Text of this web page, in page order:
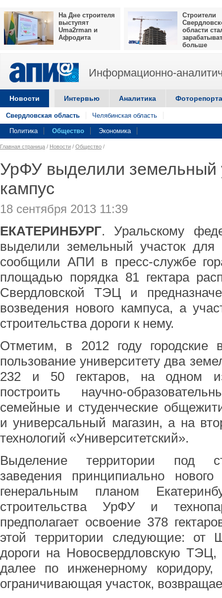
На Дне строителя
выступят
Uma2rman и
Афродита
Строители
области
больше
Информационно-
Новости Интервью Аналитика
Свердловская область Челябинская область
Политика Общество Экономика
Главная страница / Новости / Общество /
УрФУ выделили земельный
кампус
18 сентября 2013 11:39
ЕКАТЕРИНБУРГ. Уральскому
выделили земельный участок для
сообщили АПИ в пресс-службе
площадью порядка 81 гектара
Свердловской ТЭЦ и
возведения нового кампуса, а
строительства дороги к нему.
Отметим, в 2012 году городские
пользование университету два
232 и 50 гектаров, на одном
построить научно-
семейные и студенческие
и универсальный магазин, а на
технологий «Университетский».
Выделение территории под
заведения принципиально нового
генеральным планом
строительства УрФУ и
предполагает освоение 378
этой территории следующие: от
дороги на Новосвердловскую
далее по инженерному коридору,
ограничивающая участок,